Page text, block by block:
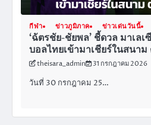
กีฬา ข่าวภูมิภาค ข่าวเด่นวันนี้
‘ฉัตรชัย-ชัยพล’ ชี้ดวล มาเล
บอลไทยเข้ามาเชียร์ในสนาม
theisara_admin 31 กรกฎาคม 2026
วันที่ 30 กรกฎาคม 25…